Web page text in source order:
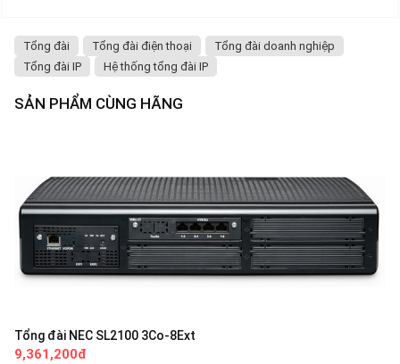
Tổng đài Tổng đài điện thoại
Tổng đài doanh nghiệp
Tổng đài IP
Hệ thống tổng đài IP
SẢN PHẨM CÙNG HÃNG
Tổng đài NEC SL2100 3Co-8Ext
9,361,200đ